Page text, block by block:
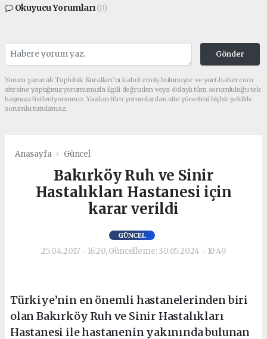
Okuyucu Yorumları(0)
Gönder
Yorum yazarak Topluluk Kuralları’nı kabul etmiş bulunuyor ve yurt-haber.com
sitesine yaptığınız yorumunuzla ilgili doğrudan veya dolaylı tüm sorumluluğu tek
başınıza üstleniyorsunuz. Yazılan tüm yorumlardan site yönetimi hiçbir şekilde
sorumlu tutulamaz.
Anasayfa Güncel
Bakırköy Ruh ve Sinir
Hastalıkları Hastanesi için
karar verildi
GÜNCEL
25.04.2017 - 16:20, Güncelleme: 30.05.2024 - 10:49
Türkiye’nin en önemli hastanelerinden biri
olan Bakırköy Ruh ve Sinir Hastalıkları
Hastanesi ile hastanenin yakınında bulunan